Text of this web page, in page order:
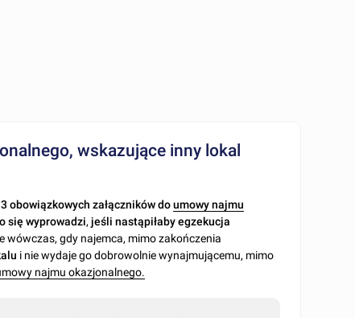
wskazujące inny lokal
3 obowiązkowych załączników doumowy najmu
się wyprowadzi,jeśli nastąpiłaby egzekucja
wówczas, gdy najemca, mimo zakończenia
i nie wydaje go dobrowolnie wynajmującemu, mimo
najmu okazjonalnego.